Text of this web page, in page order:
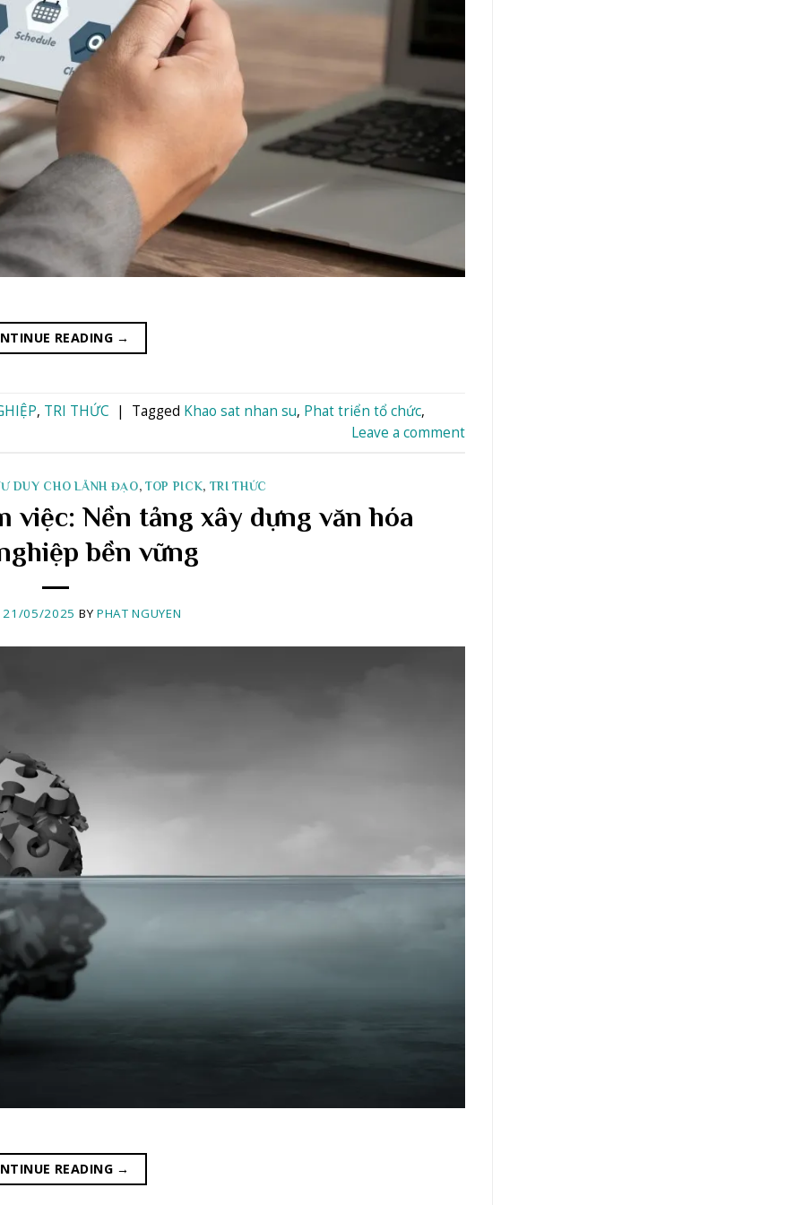
READING →
, TRI THỨC | Tagged Khao sat nhan su, Phat triển tổ chức,
Leave a comment
DUY CHO LÃNH ĐẠO, TOP PICK, TRI THỨC
Nền tảng xây dựng văn hóa
bền vững
21/05/2025 BY PHAT NGUYEN
READING →